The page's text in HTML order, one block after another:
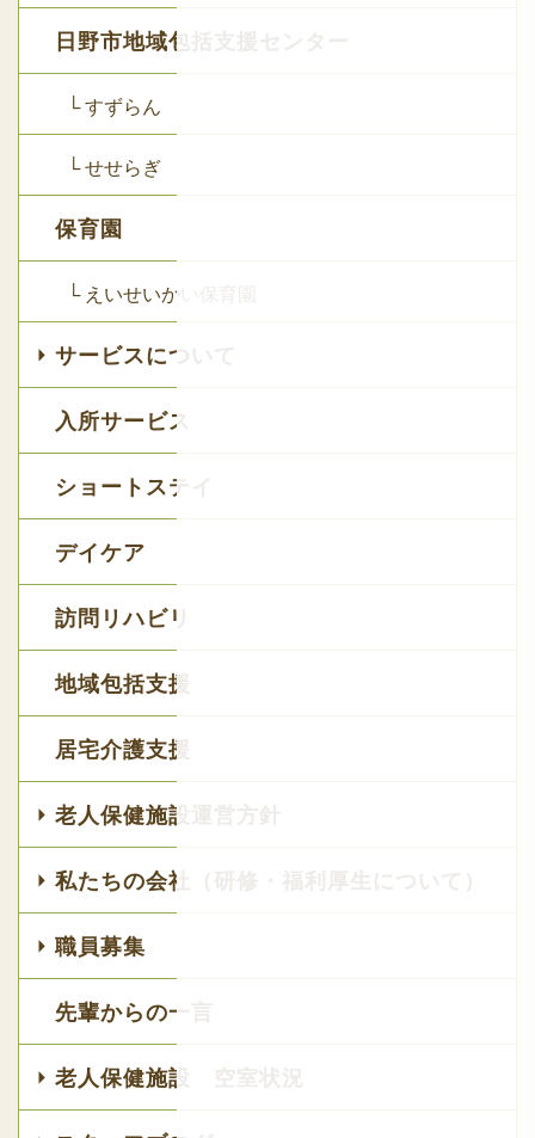
日野市地域包括支援センター
└ すずらん
└ せせらぎ
保育園
└ えいせいかい保育園
サービスについて
入所サービス
ショートステイ
デイケア
訪問リハビリ
地域包括支援
居宅介護支援
老人保健施設運営方針
私たちの会社（研修・福利厚生について）
職員募集
先輩からの一言
老人保健施設 空室状況